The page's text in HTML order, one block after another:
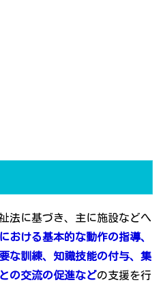
法に基づき、主に施設などへ
おける基本的な動作の指導、
な訓練、知識技能の付与、集
の交流の促進などの支援を行